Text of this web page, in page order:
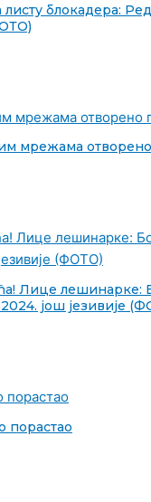
листу блокадера:
мрежама
Лице лешинарке:
још језивије
порастао